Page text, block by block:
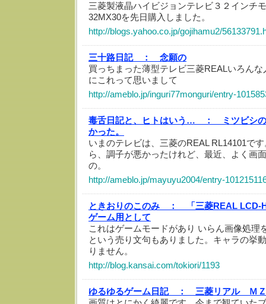
三菱製液晶ハイビジョンテレビ３２インチ
32MX30を先日購入しました。
http://blogs.yahoo.co.jp/gojihamu2/
三十路日記 ：
念願の
買っちまった薄型テレビ三菱REALいろん
にこれって思いまして
http://ameblo.jp/inguri77monguri/entry-
毒舌日記と、ヒトはいう… ：
ミツビシ
かった。
いまのテレビは、三菱のREAL RL14101で
ら、調子が悪かったけれど、最近、よく画
の。
http://ameblo.jp/mayuyu2004/entry-
ときおりのこのみ ：
「三菱REAL
ゲーム用として
これはゲームモードがあり いらん画像処理
という売り文句もありました。キャラの挙
りません。
http://blog.kansai.com/tokiori/1193
ゆるゆるゲーム日記 ：
三菱リアル Ｍ